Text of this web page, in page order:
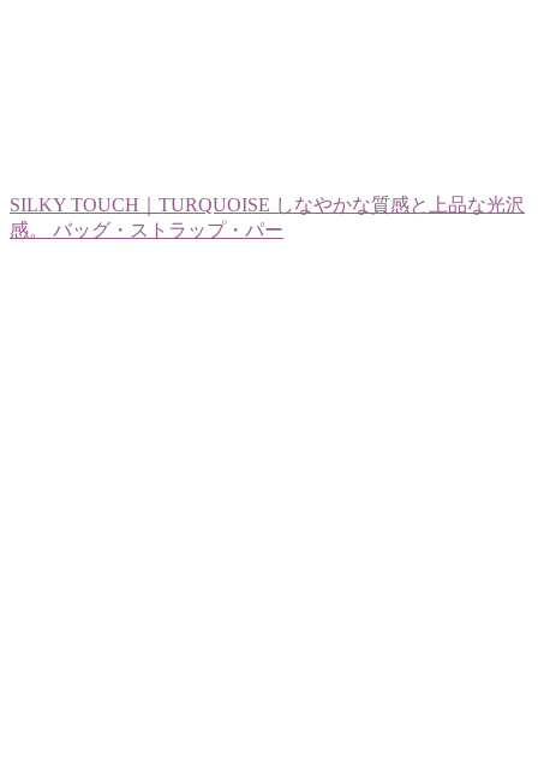
SILKY TOUCH｜TURQUOISE しなやかな質感と上品な光沢
感。 バッグ・ストラップ・パー